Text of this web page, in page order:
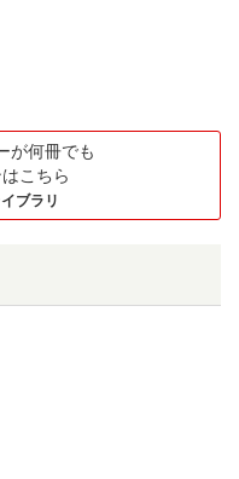
が何冊でも
こちら
ブラリ